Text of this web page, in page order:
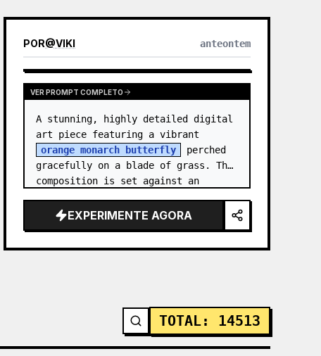
POR@VIKI anteontem
VER PROMPT COMPLETO
A stunning, highly detailed digital
orange monarch butterfly
perched
gracefully on a blade of grass. The
composition is set against an
composed of mosa…
EXPERIMENTE AGORA
TOTAL: 14513